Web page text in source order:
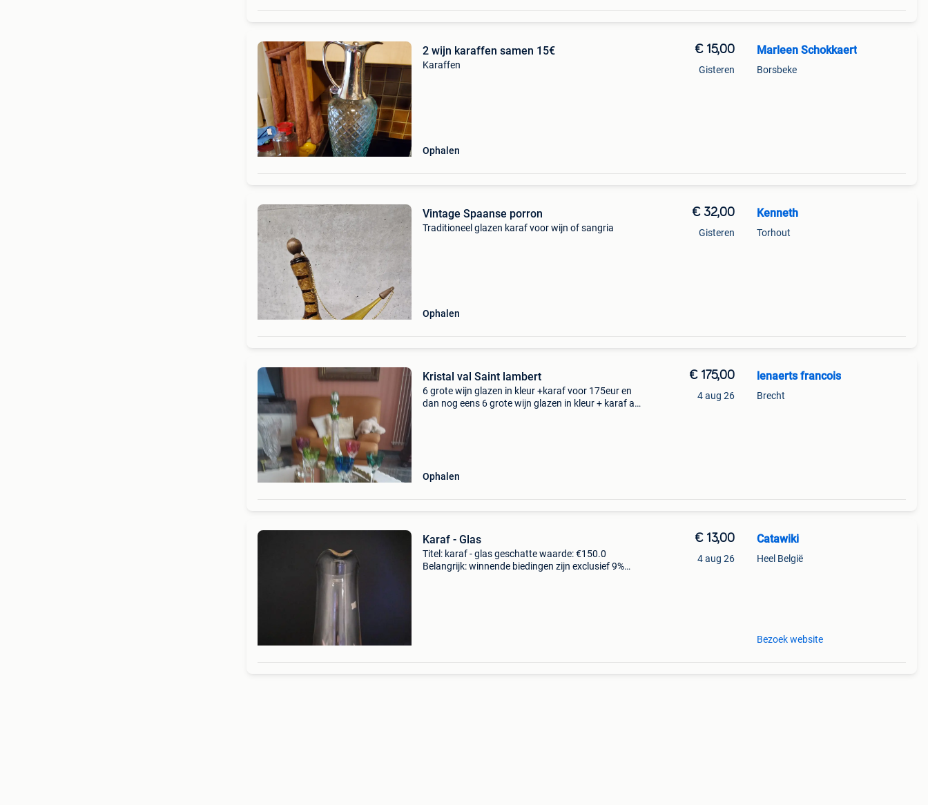
2 wijn karaffen samen 15€
Karaffen
Ophalen
€ 15,00
Gisteren
Marleen Schokkaert
Borsbeke
Vintage Spaanse porron
Traditioneel glazen karaf voor wijn of sangria
Ophalen
€ 32,00
Gisteren
Kenneth
Torhout
Kristal val Saint lambert
6 grote wijn glazen in kleur +karaf voor 175eur en
dan nog eens 6 grote wijn glazen in kleur + karaf als
Ophalen
€ 175,00
4 aug 26
lenaerts francois
Brecht
Karaf - Glas
Titel: karaf - glas geschatte waarde: €150.0
Belangrijk: winnende biedingen zijn exclusief 9%
€ 13,00
4 aug 26
Catawiki
Heel België
Bezoek website